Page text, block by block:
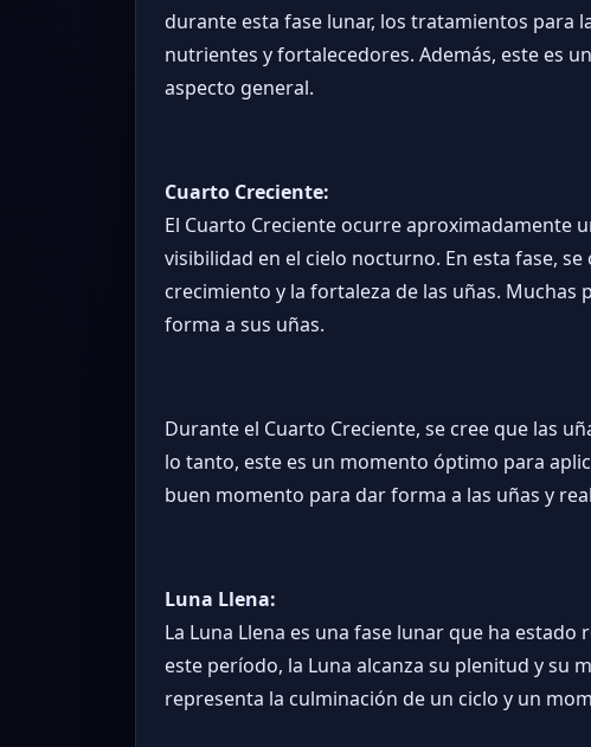
durante esta fase lunar, los tratamientos para
nutrientes y fortalecedores. Además, este es
aspecto general.
Cuarto Creciente:
El Cuarto Creciente ocurre aproximadamente
visibilidad en el cielo nocturno. En esta fase,
crecimiento y la fortaleza de las uñas.
forma a sus uñas.
Durante el Cuarto Creciente, se cree que las
lo tanto, este es un momento óptimo para
buen momento para dar forma a las uñas y
Luna Llena:
La Luna Llena es una fase lunar que ha
este período, la Luna alcanza su plenitud y su
representa la culminación de un ciclo y un